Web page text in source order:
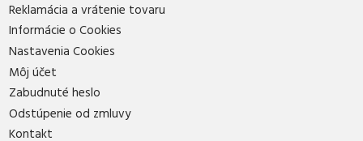
Reklamácia a vrátenie tovaru
Informácie o Cookies
Nastavenia Cookies
Môj účet
Zabudnuté heslo
Odstúpenie od zmluvy
Kontakt